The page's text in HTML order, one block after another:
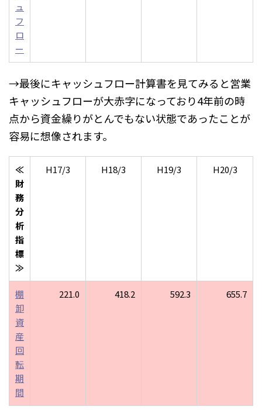
ュ
フ
ロ
ー
→最後にキャッシュフロー計算書を見てみると営業
キャッシュフローが大赤字になっており4年前の時
点から資金繰りがとんでもない状態であったことが
容易に想像されます。
≪
財
務
分
析
指
標
≫
H17/3 H18/3 H19/3 H20/3
棚
卸
資
産
回
転
期
間
221.0 418.2 592.3 655.7